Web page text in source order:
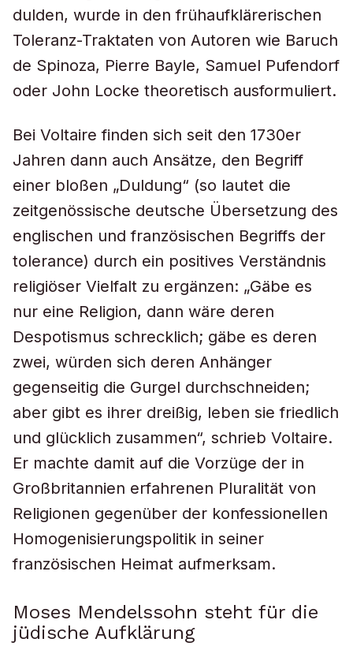
dulden, wurde in den frühaufklärerischen
Toleranz-Traktaten von Autoren wie Baruch
de Spinoza, Pierre Bayle, Samuel Pufendorf
oder John Locke theoretisch ausformuliert.
Bei Voltaire finden sich seit den 1730er
Jahren dann auch Ansätze, den Begriff
einer bloßen „Duldung“ (so lautet die
zeitgenössische deutsche Übersetzung des
englischen und französischen Begriffs der
tolerance) durch ein positives Verständnis
religiöser Vielfalt zu ergänzen: „Gäbe es
nur eine Religion, dann wäre deren
Despotismus schrecklich; gäbe es deren
zwei, würden sich deren Anhänger
gegenseitig die Gurgel durchschneiden;
aber gibt es ihrer dreißig, leben sie friedlich
und glücklich zusammen“, schrieb Voltaire.
Er machte damit auf die Vorzüge der in
Großbritannien erfahrenen Pluralität von
Religionen gegenüber der konfessionellen
Homogenisierungspolitik in seiner
französischen Heimat aufmerksam.
Moses Mendelssohn steht für die
jüdische Aufklärung